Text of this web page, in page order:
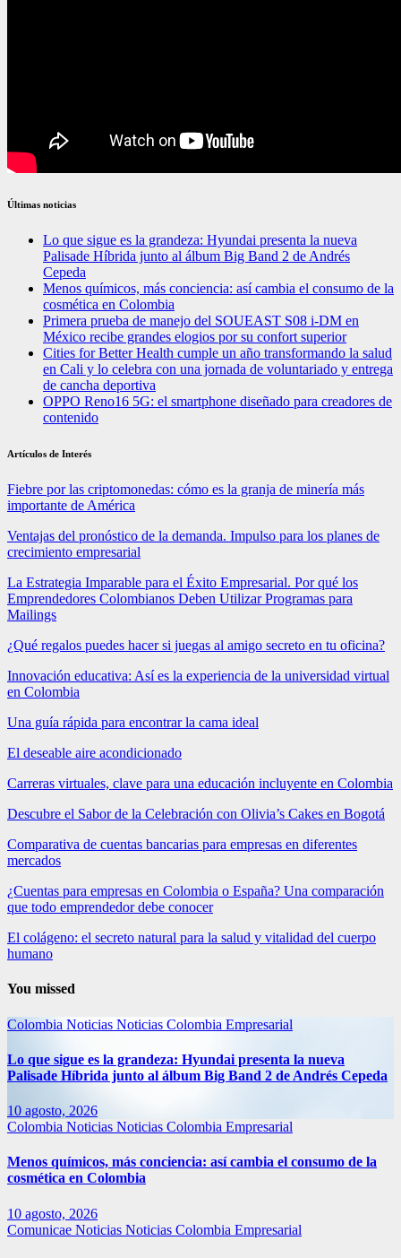
Últimas noticias
Lo que sigue es la grandeza: Hyundai presenta la nueva
Palisade Híbrida junto al álbum Big Band 2 de Andrés
Cepeda
Menos químicos, más conciencia: así cambia el consumo de la
cosmética en Colombia
Primera prueba de manejo del SOUEAST S08 i-DM en
México recibe grandes elogios por su confort superior
Cities for Better Health cumple un año transformando la salud
en Cali y lo celebra con una jornada de voluntariado y entrega
de cancha deportiva
OPPO Reno16 5G: el smartphone diseñado para creadores de
contenido
Artículos de Interés
Fiebre por las criptomonedas: cómo es la granja de minería más
importante de América
Ventajas del pronóstico de la demanda. Impulso para los planes de
crecimiento empresarial
La Estrategia Imparable para el Éxito Empresarial. Por qué los
Emprendedores Colombianos Deben Utilizar Programas para
Mailings
¿Qué regalos puedes hacer si juegas al amigo secreto en tu oficina?
Innovación educativa: Así es la experiencia de la universidad virtual
en Colombia
Una guía rápida para encontrar la cama ideal
El deseable aire acondicionado
Carreras virtuales, clave para una educación incluyente en Colombia
Descubre el Sabor de la Celebración con Olivia’s Cakes en Bogotá
Comparativa de cuentas bancarias para empresas en diferentes
mercados
¿Cuentas para empresas en Colombia o España? Una comparación
que todo emprendedor debe conocer
El colágeno: el secreto natural para la salud y vitalidad del cuerpo
humano
You missed
Colombia Noticias Noticias Colombia Empresarial
Lo que sigue es la grandeza: Hyundai presenta la nueva
Palisade Híbrida junto al álbum Big Band 2 de Andrés Cepeda
10 agosto, 2026
Colombia Noticias Noticias Colombia Empresarial
Menos químicos, más conciencia: así cambia el consumo de la
cosmética en Colombia
10 agosto, 2026
Comunicae Noticias Noticias Colombia Empresarial